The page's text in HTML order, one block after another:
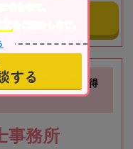
続や相続税対策が得
事務所
合わせて、
をご紹介します。
する